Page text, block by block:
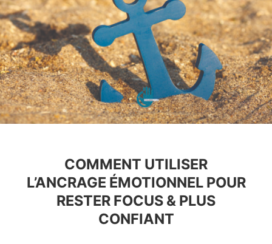
COMMENT UTILISER
L’ANCRAGE ÉMOTIONNEL POUR
RESTER FOCUS & PLUS
CONFIANT